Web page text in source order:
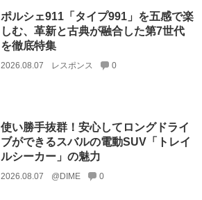
ポルシェ911「タイプ991」を五感で楽
しむ、革新と古典が融合した第7世代
を徹底特集
2026.08.07 レスポンス 0
使い勝手抜群！安心してロングドライ
ブができるスバルの電動SUV「トレイ
ルシーカー」の魅力
2026.08.07 @DIME 0